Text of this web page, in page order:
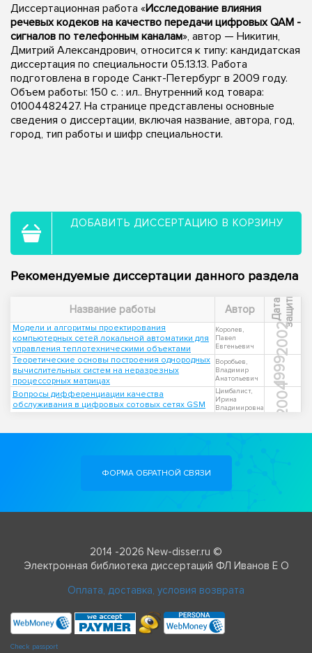
Диссертационная работа «Исследование влияния
речевых кодеков на качество передачи цифровых QAM -
сигналов по телефонным каналам», автор — Никитин,
Дмитрий Александрович, относится к типу: кандидатская
диссертация по специальности 05.13.13. Работа
подготовлена в городе Санкт-Петербург в 2009 году.
Объем работы: 150 с. : ил.. Внутренний код товара:
01004482427. На странице представлены основные
сведения о диссертации, включая название, автора, год,
город, тип работы и шифр специальности.
ДОБАВИТЬ ДИССЕРТАЦИЮ В КОРЗИНУ
Рекомендуемые диссертации данного раздела
Название работы Автор Д
а
т
а
з
а
щ
и
т ы
Модели и алгоритмы проектирования
компьютерных сетей локальной автоматики для
управления теплотехническими объектами
Королев,
Павел
Евгеньевич
2002
Теоретические основы построения однородных
вычислительных систем на неразрезных
процессорных матрицах
Воробьев,
Владимир
Анатольевич
1999
Вопросы дифференциации качества
обслуживания в цифровых сотовых сетях GSM
Цимбалист,
Ирина
Владимировна
2004
ФОРМА ОБРАТНОЙ СВЯЗИ
2014 -2026 New-disser.ru ©
Электронная библиотека диссертаций ФЛ Иванов Е О
Оплата, доставка, условия возврата
Check passport